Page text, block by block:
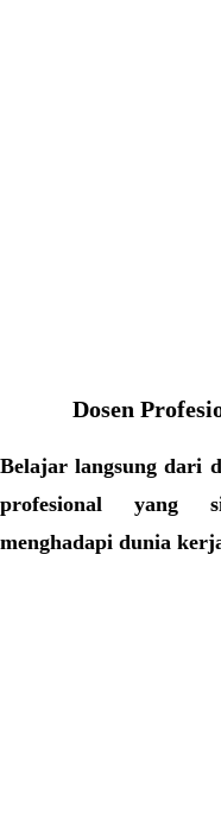
Dosen
Belajar langsung dari
profesional yang
menghadapi dunia